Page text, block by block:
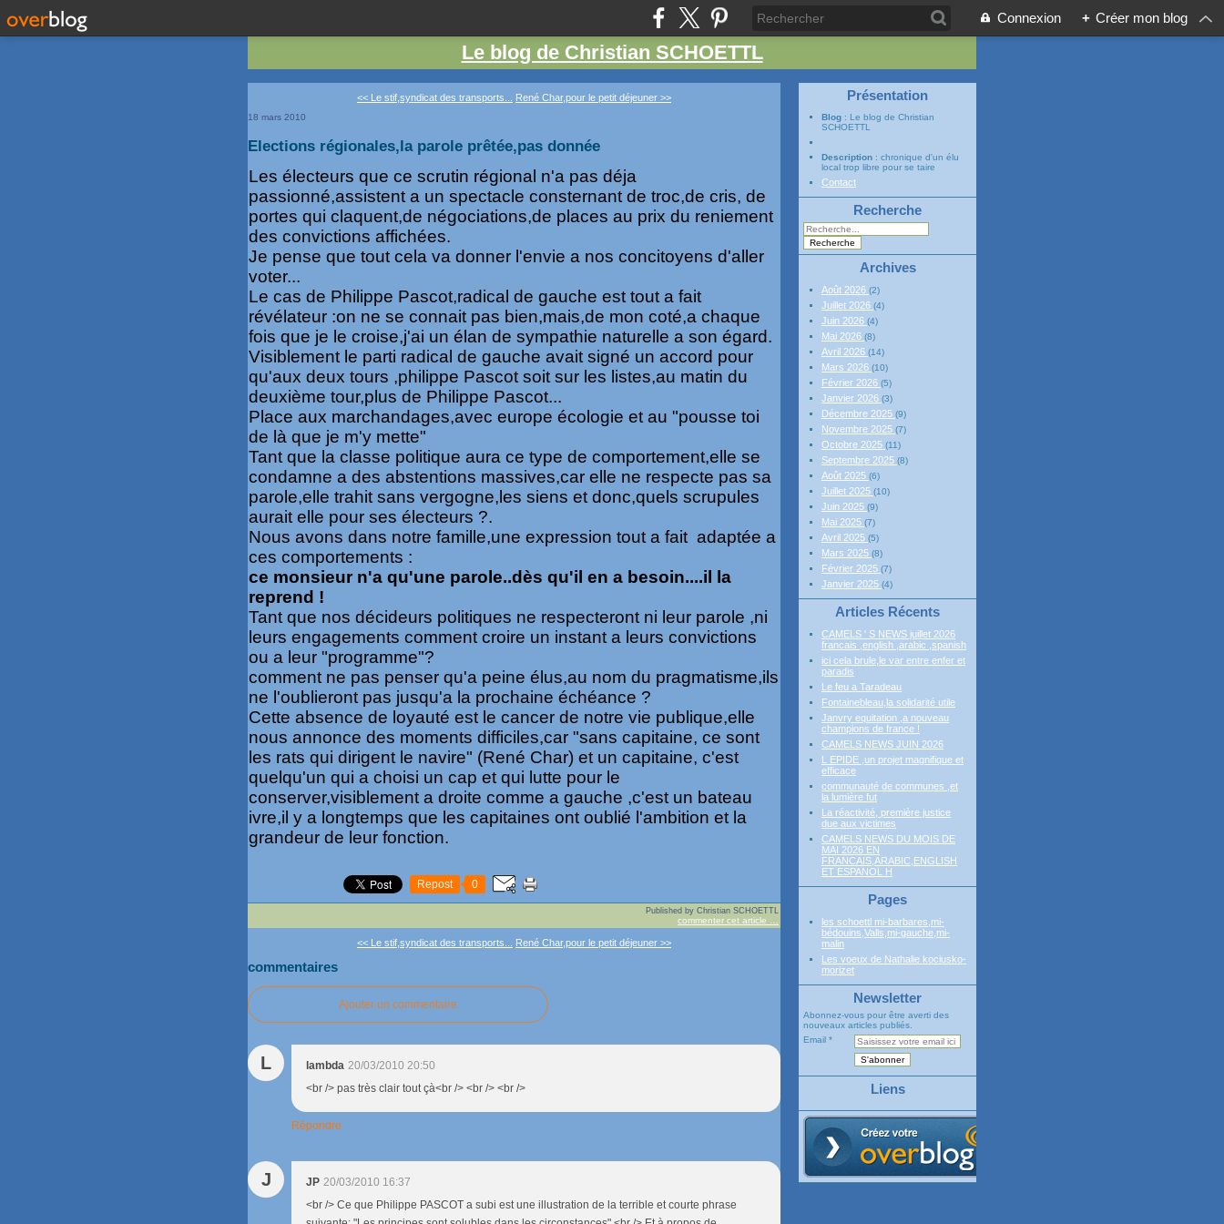
Connexion + Créer mon blog
Le blog de Christian SCHOETTL
<< Le stif,syndicat des transports... René Char,pour le petit déjeuner >>
18 mars 2010
Elections régionales,la parole prêtée,pas donnée
Les électeurs que ce scrutin régional n'a pas déja
passionné,assistent a un spectacle consternant de troc,de cris, de
portes qui claquent,de négociations,de places au prix du reniement
des convictions affichées.
Je pense que tout cela va donner l'envie a nos concitoyens d'aller
voter...
Le cas de Philippe Pascot,radical de gauche est tout a fait
révélateur :on ne se connait pas bien,mais,de mon coté,a chaque
fois que je le croise,j'ai un élan de sympathie naturelle a son égard.
Visiblement le parti radical de gauche avait signé un accord pour
qu'aux deux tours ,philippe Pascot soit sur les listes,au matin du
deuxième tour,plus de Philippe Pascot...
Place aux marchandages,avec europe écologie et au "pousse toi
de là que je m'y mette"
Tant que la classe politique aura ce type de comportement,elle se
condamne a des abstentions massives,car elle ne respecte pas sa
parole,elle trahit sans vergogne,les siens et donc,quels scrupules
aurait elle pour ses électeurs ?.
Nous avons dans notre famille,une expression tout a fait adaptée a
ces comportements :
ce monsieur n'a qu'une parole..dès qu'il en a besoin....il la
reprend !
Tant que nos décideurs politiques ne respecteront ni leur parole ,ni
leurs engagements comment croire un instant a leurs convictions
ou a leur "programme"?
comment ne pas penser qu'a peine élus,au nom du pragmatisme,ils
ne l'oublieront pas jusqu'a la prochaine échéance ?
Cette absence de loyauté est le cancer de notre vie publique,elle
nous annonce des moments difficiles,car "sans capitaine, ce sont
les rats qui dirigent le navire" (René Char) et un capitaine, c'est
quelqu'un qui a choisi un cap et qui lutte pour le
conserver,visiblement a droite comme a gauche ,c'est un bateau
ivre,il y a longtemps que les capitaines ont oublié l'ambition et la
grandeur de leur fonction.
Repost 0
Published by Christian SCHOETTL
commenter cet article
<< Le stif,syndicat des transports... René Char,pour le petit déjeuner >>
commentaires
Ajouter un commentaire
L lambda 20/03/2010 20:50
<br /> pas très clair tout çà<br /> <br /> <br />
Répondre
J JP 20/03/2010 16:37
<br /> Ce que Philippe PASCOT a subi est une illustration de la terrible et courte phrase
Présentation
Blog : Le blog de Christian
SCHOETTL
Description : chronique d'un élu
local trop libre pour se taire
Contact
Recherche
Archives
Août 2026 (2)
Juillet 2026 (4)
Juin 2026 (4)
Mai 2026 (8)
Avril 2026 (14)
Mars 2026 (10)
Février 2026 (5)
Janvier 2026 (3)
Décembre 2025 (9)
Novembre 2025 (7)
Octobre 2025 (11)
Septembre 2025 (8)
Août 2025 (6)
Juillet 2025 (10)
Juin 2025 (9)
Mai 2025 (7)
Avril 2025 (5)
Mars 2025 (8)
Février 2025 (7)
Janvier 2025 (4)
Articles Récents
CAMELS ' S NEWS juillet 2026
francais ,english ,arabic ,spanish
ici cela brule,le var entre enfer et
paradis
Le feu a Taradeau
Fontainebleau,la solidarité utile
Janvry equitation ,a nouveau
champions de france !
CAMELS NEWS JUIN 2026
L EPIDE ,un projet magnifique et
efficace
communauté de communes ,et
la lumière fut
La réactivité, première justice
due aux victimes
CAMELS NEWS DU MOIS DE
MAI 2026 EN
FRANCAIS,ARABIC,ENGLISH
ET ESPANOL H
Pages
les schoettl mi-barbares,mi-
bédouins,Valls,mi-gauche,mi-
malin
Les voeux de Nathalie kociusko-
morizet
Newsletter
Abonnez-vous pour être averti des
nouveaux articles publiés.
Email
Liens